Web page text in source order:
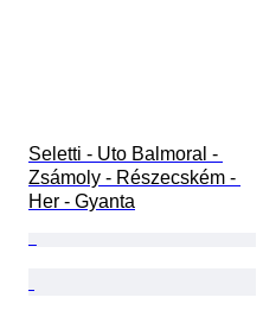
Seletti - Uto Balmoral -
Zsámoly - Részecském -
Her - Gyanta